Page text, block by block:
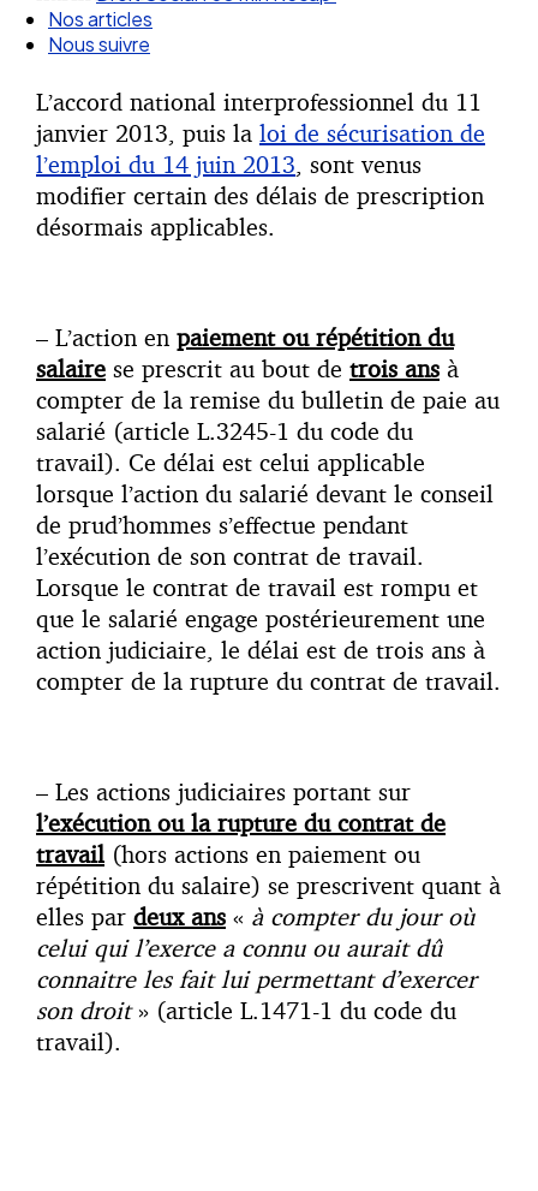
Droit Social : 60 min Recap’
Nos articles
L’accord national interprofessionnel du 11
janvier 2013, puis la loi de sécurisation de
l’emploi du 14 juin 2013, sont venus
modifier certain des délais de prescription
désormais applicables.
– L’action en paiement ou répétition du
salaire se prescrit au bout de trois ans à
compter de la remise du bulletin de paie au
salarié (article L.3245-1 du code du
travail). Ce délai est celui applicable
lorsque l’action du salarié devant le conseil
de prud’hommes s’effectue pendant
l’exécution de son contrat de travail.
Lorsque le contrat de travail est rompu et
que le salarié engage postérieurement une
action judiciaire, le délai est de trois ans à
compter de la rupture du contrat de travail.
– Les actions judiciaires portant sur
l’exécution ou la rupture du contrat de
travail (hors actions en paiement ou
répétition du salaire) se prescrivent quant à
elles par deux ans « à compter du jour où
celui qui l’exerce a connu ou aurait dû
connaitre les fait lui permettant d’exercer
son droit » (article L.1471-1 du code du
travail).